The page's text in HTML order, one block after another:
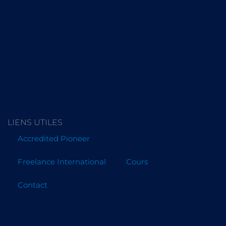
LIENS UTILES
Accredited Pioneer
Freelance International Cours
Contact